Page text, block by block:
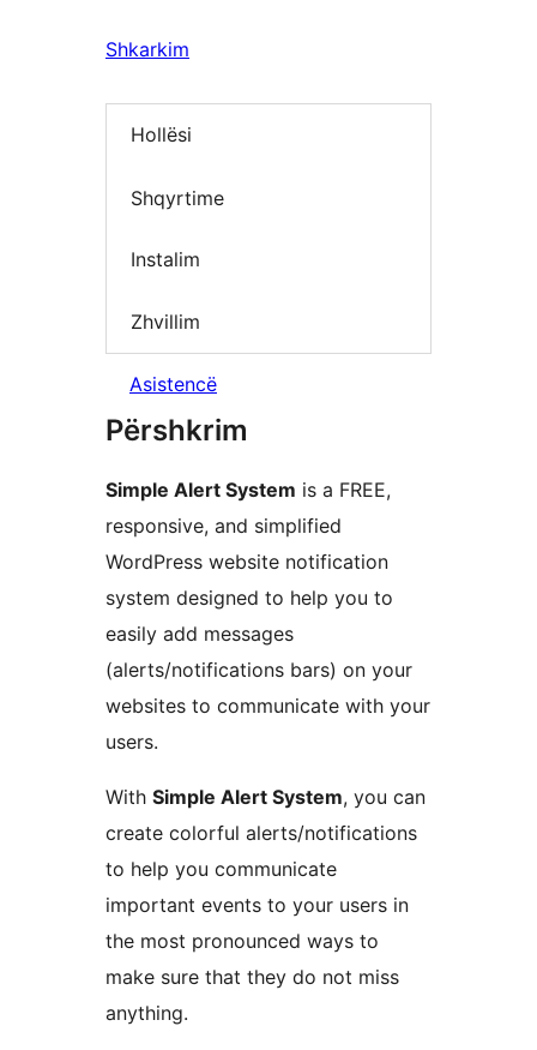
Shkarkim
Hollësi
Shqyrtime
Instalim
Zhvillim
Asistencë
Përshkrim
Simple Alert System is a FREE,
responsive, and simplified
WordPress website notification
system designed to help you to
easily add messages
(alerts/notifications bars) on your
websites to communicate with your
users.
With Simple Alert System, you can
create colorful alerts/notifications
to help you communicate
important events to your users in
the most pronounced ways to
make sure that they do not miss
anything.